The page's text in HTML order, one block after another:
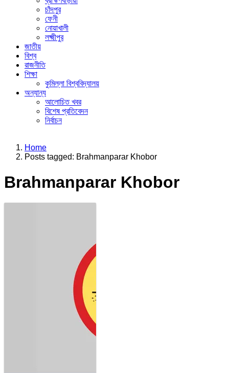
চাঁদপুর
ফেনী
নোয়াখালী
লক্ষ্মীপুর
জাতীয়
বিশ্ব
রাজনীতি
শিক্ষা
কুমিল্লা বিশ্ববিদ্যালয়
অন্যান্য
আলোচিত খবর
বিশেষ প্রতিবেদন
নির্বাচন
Home
Posts tagged: Brahmanparar Khobor
Brahmanparar Khobor